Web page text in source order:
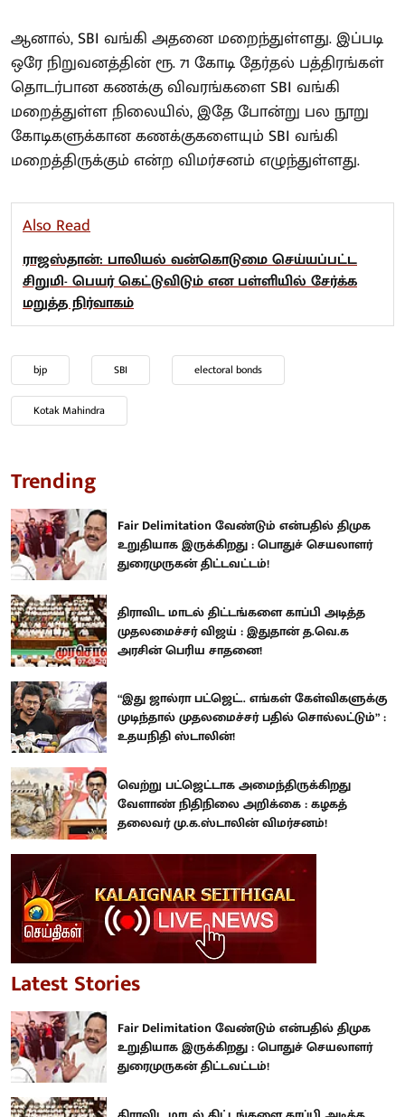
ஆனால், SBI வங்கி அதனை மறைந்துள்ளது. இப்படி
ஒரே நிறுவனத்தின் ரூ. 71 கோடி தேர்தல் பத்திரங்கள்
தொடர்பான கணக்கு விவரங்களை SBI வங்கி
மறைத்துள்ள நிலையில், இதே போன்று பல நூறு
கோடிகளுக்கான கணக்குகளையும் SBI வங்கி
மறைத்திருக்கும் என்ற விமர்சனம் எழுந்துள்ளது.
Also Read
ராஜஸ்தான்: பாலியல் வன்கொடுமை செய்யப்பட்ட
சிறுமி- பெயர் கெட்டுவிடும் என பள்ளியில் சேர்க்க
மறுத்த நிர்வாகம்
bjp SBI electoral bonds
Kotak Mahindra
Trending
Fair Delimitation வேண்டும் என்பதில் திமுக
உறுதியாக இருக்கிறது : பொதுச் செயலாளர்
துரைமுருகன் திட்டவட்டம்!
திராவிட மாடல் திட்டங்களை காப்பி அடித்த
முதலமைச்சர் விஜய் : இதுதான் த.வெ.க
அரசின் பெரிய சாதனை!
“இது ஜால்ரா பட்ஜெட்.. எங்கள் கேள்விகளுக்கு
முடிந்தால் முதலமைச்சர் பதில் சொல்லட்டும்” :
உதயநிதி ஸ்டாலின்!
வெற்று பட்ஜெட்டாக அமைந்திருக்கிறது
வேளாண் நிதிநிலை அறிக்கை : கழகத்
தலைவர் மு.க.ஸ்டாலின் விமர்சனம்!
Latest Stories
Fair Delimitation வேண்டும் என்பதில் திமுக
உறுதியாக இருக்கிறது : பொதுச் செயலாளர்
துரைமுருகன் திட்டவட்டம்!